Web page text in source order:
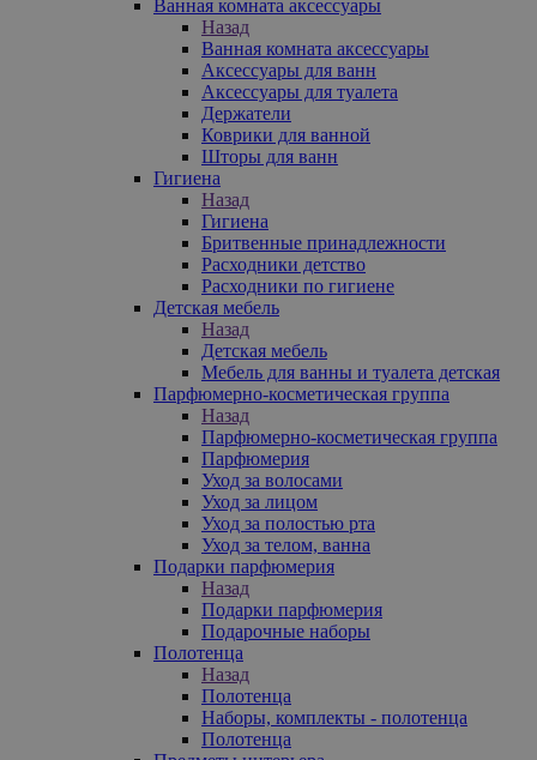
Ванная комната аксессуары
Назад
Ванная комната аксессуары
Аксессуары для ванн
Аксессуары для туалета
Держатели
Коврики для ванной
Шторы для ванн
Гигиена
Назад
Гигиена
Бритвенные принадлежности
Расходники детство
Расходники по гигиене
Детская мебель
Назад
Детская мебель
Мебель для ванны и туалета детская
Парфюмерно-косметическая группа
Назад
Парфюмерно-косметическая группа
Парфюмерия
Уход за волосами
Уход за лицом
Уход за полостью рта
Уход за телом, ванна
Подарки парфюмерия
Назад
Подарки парфюмерия
Подарочные наборы
Полотенца
Назад
Полотенца
Наборы, комплекты - полотенца
Полотенца